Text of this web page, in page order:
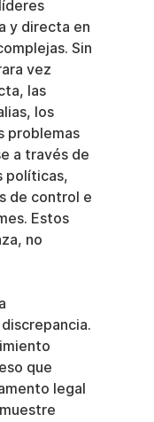
y directa en
Sin
vez
las
los
problemas
a través de
políticas,
de control e
Estos
no
que
legal